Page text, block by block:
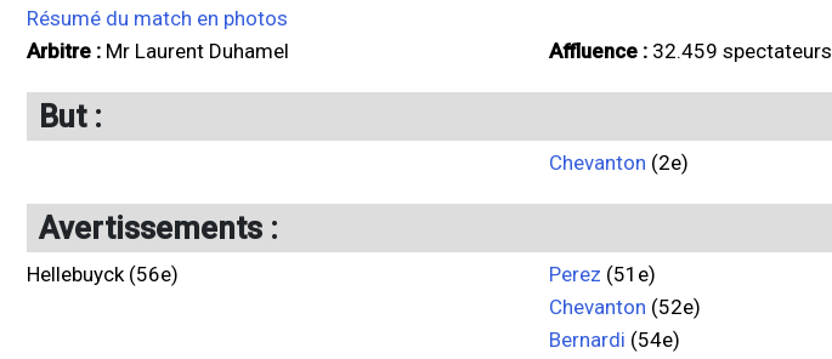
Résumé du match en photos
Arbitre : Mr Laurent Duhamel Affluence : 32.459 spectateurs
But :
Chevanton (2e)
Avertissements :
Hellebuyck (56e) Perez (51e)
Chevanton (52e)
Bernardi (54e)